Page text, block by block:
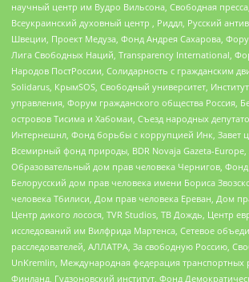
научный центр им Вудро Вильсона, Свободная
Всеукраинский духовный центр , Риддл, Русский
Швеции, Проект Медуза, Фонд Андрея Сахарова,
Лига Свободных Наций, Transparеncy International,
Народов ПостРоссии, Солидарность с гражданским
Solidarus, КрымSOS, Свободный университет,
управления, Форум гражданского общества Россия,
островов Тисима и Хабомаи, Съезд народных
Интернешнл, Фонд борьбы с коррупцией Инк, Завет
Всемирный фонд природы, BDR Novaja Gazeta-Europe,
Образовательный дом прав человека Чернигов,
Белорусский дом прав человека имени Бориса
человека Тбилиси, Дом прав человека Ереван, Дом
Центр дикого лосося, TVR Studios, ТВ Дождь, Центр
исследований им Вилфрида Мартенса, Сетевое
расследователей, АЛЛАТРА, За свободную Россию,
UnKremlin, Международная федерация транспортных
Финланд, Гудзоновский институт, Фонд